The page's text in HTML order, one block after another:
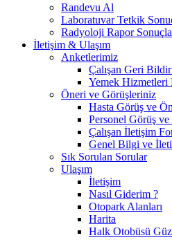
Randevu Al
Laboratuvar Tetkik
Radyoloji Rapor
İletişim & Ulaşım
Anketlerimiz
Çalışan Geri
Yemek Hizmetleri
Öneri ve Görüşleriniz
Hasta Görüş ve
Personel Görüş
Çalışan İletişim
Genel Bilgi ve
Sık Sorulan Sorular
Ulaşım
İletişim
Nasıl Giderim ?
Otopark Alanları
Harita
Halk Otobüsü